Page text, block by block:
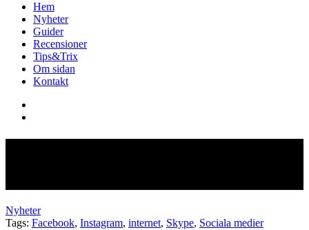
Hem
Nyheter
Guider
Recensioner
Tips&Trix
Om sidan
Kontakt
Nyheter
Tags: Facebook, Instagram, internet, Skype, Sociala medier